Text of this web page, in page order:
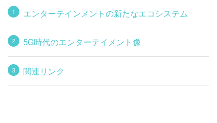
エンターテインメントの新たなエコシステム
5G時代のエンターテイメント像
関連リンク